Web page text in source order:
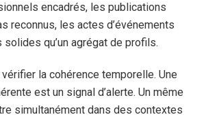
encadrés, les publications
reconnus, les actes d’événements
qu’un agrégat de profils.
la cohérence temporelle. Une
est un signal d’alerte. Un même
simultanément dans des contextes